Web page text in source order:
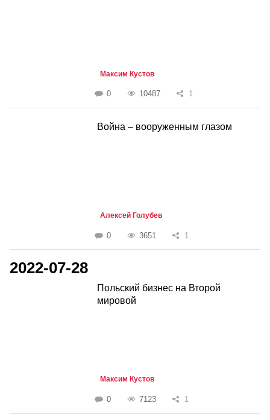
Максим Кустов
0 10487 1
Война – вооруженным глазом
Алексей Голубев
0 3651 1
2022-07-28
Польский бизнес на Второй
мировой
Максим Кустов
0 7123 1